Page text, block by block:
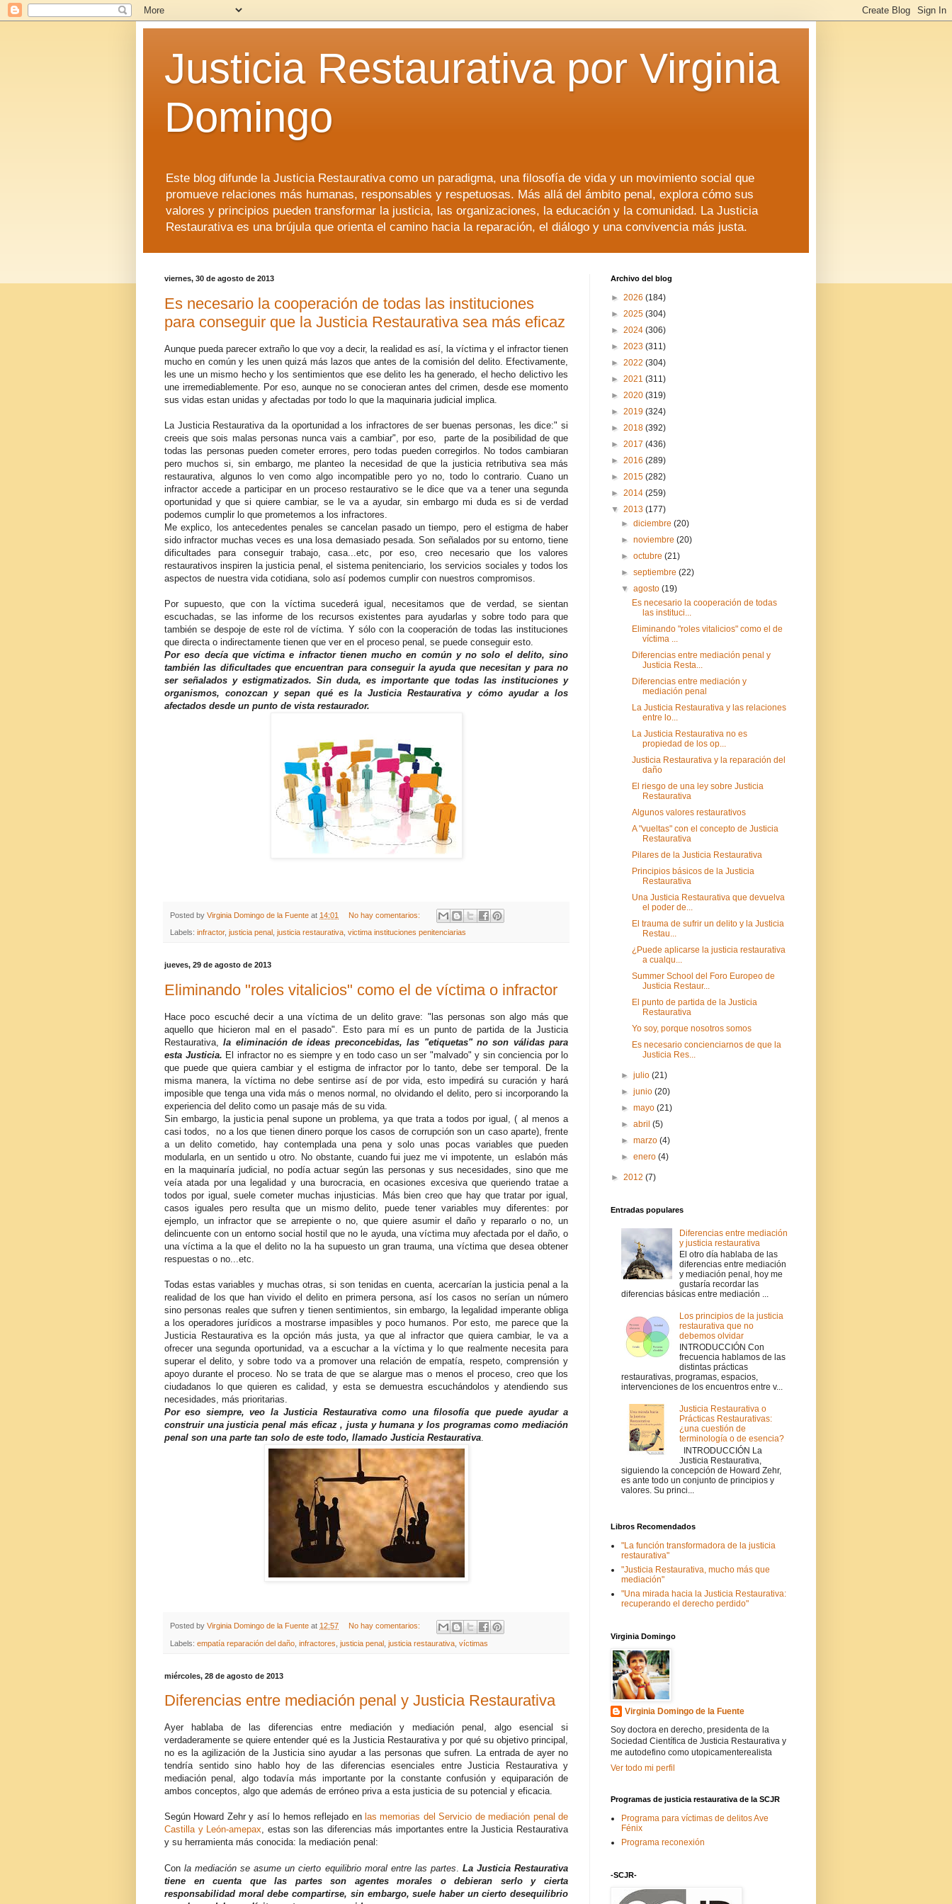
Justicia Restaurativa por Virginia
Domingo
Este blog difunde la Justicia Restaurativa como un paradigma, una filosofía de vida y un movimiento social que
promueve relaciones más humanas, responsables y respetuosas. Más allá del ámbito penal, explora cómo sus
valores y principios pueden transformar la justicia, las organizaciones, la educación y la comunidad. La Justicia
Restaurativa es una brújula que orienta el camino hacia la reparación, el diálogo y una convivencia más justa.
viernes, 30 de agosto de 2013
Es necesario la cooperación de todas las instituciones
para conseguir que la Justicia Restaurativa sea más eficaz
Aunque pueda parecer extraño lo que voy a decir, la realidad es así, la víctima y el infractor tienen
mucho en común y les unen quizá más lazos que antes de la comisión del delito. Efectivamente,
les une un mismo hecho y los sentimientos que ese delito les ha generado, el hecho delictivo les
une irremediablemente. Por eso, aunque no se conocieran antes del crimen, desde ese momento
sus vidas estan unidas y afectadas por todo lo que la maquinaria judicial implica.
La Justicia Restaurativa da la oportunidad a los infractores de ser buenas personas, les dice:" si
creeis que sois malas personas nunca vais a cambiar", por eso, parte de la posibilidad de que
todas las personas pueden cometer errores, pero todas pueden corregirlos. No todos cambiaran
pero muchos si, sin embargo, me planteo la necesidad de que la justicia retributiva sea más
restaurativa, algunos lo ven como algo incompatible pero yo no, todo lo contrario. Cuano un
infractor accede a participar en un proceso restaurativo se le dice que va a tener una segunda
oportunidad y que si quiere cambiar, se le va a ayudar, sin embargo mi duda es si de verdad
podemos cumplir lo que prometemos a los infractores.
Me explico, los antecedentes penales se cancelan pasado un tiempo, pero el estigma de haber
sido infractor muchas veces es una losa demasiado pesada. Son señalados por su entorno, tiene
dificultades para conseguir trabajo, casa...etc, por eso, creo necesario que los valores
restaurativos inspiren la justicia penal, el sistema penitenciario, los servicios sociales y todos los
aspectos de nuestra vida cotidiana, solo así podemos cumplir con nuestros compromisos.
Por supuesto, que con la víctima sucederá igual, necesitamos que de verdad, se sientan
escuchadas, se las informe de los recursos existentes para ayudarlas y sobre todo para que
también se despoje de este rol de víctima. Y sólo con la cooperación de todas las instituciones
que directa o indirectamente tienen que ver en el proceso penal, se puede conseguir esto.
Por eso decía que víctima e infractor tienen mucho en común y no solo el delito, sino
también las dificultades que encuentran para conseguir la ayuda que necesitan y para no
ser señalados y estigmatizados. Sin duda, es importante que todas las instituciones y
organismos, conozcan y sepan qué es la Justicia Restaurativa y cómo ayudar a los
afectados desde un punto de vista restaurador.
Posted by Virginia Domingo de la Fuente at 14:01 No hay comentarios:
Labels: infractor, justicia penal , justicia restaurativa, victima instituciones penitenciarias
jueves, 29 de agosto de 2013
Eliminando "roles vitalicios" como el de víctima o infractor
Hace poco escuché decir a una víctima de un delito grave: "las personas son algo más que
aquello que hicieron mal en el pasado". Esto para mí es un punto de partida de la Justicia
Restaurativa,la eliminación de ideas preconcebidas, las "etiquetas" no son válidas para
esta Justicia. El infractor no es siempre y en todo caso un ser "malvado" y sin conciencia por lo
que puede que quiera cambiar y el estigma de infractor por lo tanto, debe ser temporal. De la
misma manera, la víctima no debe sentirse así de por vida, esto impedirá su curación y hará
imposible que tenga una vida más o menos normal, no olvidando el delito, pero si incorporando la
experiencia del delito como un pasaje más de su vida.
Sin embargo, la justicia penal supone un problema, ya que trata a todos por igual, ( al menos a
casi todos, no a los que tienen dinero porque los casos de corrupción son un caso aparte), frente
a un delito cometido, hay contemplada una pena y solo unas pocas variables que pueden
modularla, en un sentido u otro. No obstante, cuando fui juez me vi impotente, un eslabón más
en la maquinaría judicial, no podía actuar según las personas y sus necesidades, sino que me
veía atada por una legalidad y una burocracia, en ocasiones excesiva que queriendo tratae a
todos por igual, suele cometer muchas injusticias. Más bien creo que hay que tratar por igual,
casos iguales pero resulta que un mismo delito, puede tener variables muy diferentes: por
ejemplo, un infractor que se arrepiente o no, que quiere asumir el daño y repararlo o no, un
delincuente con un entorno social hostil que no le ayuda, una víctima muy afectada por el daño, o
una víctima a la que el delito no la ha supuesto un gran trauma, una víctima que desea obtener
respuestas o no...etc.
Todas estas variables y muchas otras, si son tenidas en cuenta, acercarían la justicia penal a la
realidad de los que han vivido el delito en primera persona, así los casos no serían un número
sino personas reales que sufren y tienen sentimientos, sin embargo, la legalidad imperante obliga
a los operadores jurídicos a mostrarse impasibles y poco humanos. Por esto, me parece que la
Justicia Restaurativa es la opción más justa, ya que al infractor que quiera cambiar, le va a
ofrecer una segunda oportunidad, va a escuchar a la víctima y lo que realmente necesita para
superar el delito, y sobre todo va a promover una relación de empatía, respeto, comprensión y
apoyo durante el proceso. No se trata de que se alargue mas o menos el proceso, creo que los
ciudadanos lo que quieren es calidad, y esta se demuestra escuchándolos y atendiendo sus
necesidades, más prioritarias.
Por eso siempre, veo la Justicia Restaurativa como una filosofía que puede ayudar a
construir una justicia penal más eficaz , justa y humana y los programas como mediación
penal son una parte tan solo de este todo, llamado Justicia Restaurativa.
Posted by Virginia Domingo de la Fuente at 12:57 No hay comentarios:
Labels: empatía reparación del daño infractores justicia penal justicia restaurativa víctimas
miércoles, 28 de agosto de 2013
Diferencias entre mediación penal y Justicia Restaurativa
Ayer hablaba de las diferencias entre mediación y mediación penal, algo esencial si
verdaderamente se quiere entender qué es la Justicia Restaurativa y por qué su objetivo principal,
no es la agilización de la Justicia sino ayudar a las personas que sufren. La entrada de ayer no
tendría sentido sino hablo hoy de las diferencias esenciales entre Justicia Restaurativa y
mediación penal, algo todavía más importante por la constante confusión y equiparación de
ambos conceptos, algo que además de erróneo priva a esta justicia de su potencial y eficacia.
Según Howard Zehr y así lo hemos reflejado en las memorias del Servicio de mediación penal de
Castilla y León-amepax, estas son las diferencias más importantes entre la Justicia Restaurativa
y su herramienta más conocida: la mediación penal:
Conla mediación se asume un cierto equilibrio moral entre las partes. La Justicia Restaurativa
tiene en cuenta que las partes son agentes morales o debieran serlo y cierta
responsabilidad moral debe compartirse, sin embargo, suele haber un cierto desequilibrio
Archivo del blog
► 2026 (184)
► 2025 (304)
► 2024 (306)
► 2023 (311)
► 2022 (304)
► 2021 (311)
► 2020 (319)
► 2019 (324)
► 2018 (392)
► 2017 (436)
► 2016 (289)
► 2015 (282)
► 2014 (259)
▼ 2013 (177)
►diciembre(20)
►noviembre(20)
►octubre(21)
►septiembre(22)
▼agosto(19)
Es necesario la cooperación de todas
las instituci...
Eliminando "roles vitalicios" como el de
víctima ...
Diferencias entre mediación penal y
Justicia Resta...
Diferencias entre mediación y
mediación penal
La Justicia Restaurativa y las relaciones
entre lo...
La Justicia Restaurativa no es
propiedad de los op...
Justicia Restaurativa y la reparación del
daño
El riesgo de una ley sobre Justicia
Restaurativa
Algunos valores restaurativos
A "vueltas" con el concepto de Justicia
Restaurativa
Pilares de la Justicia Restaurativa
Principios básicos de la Justicia
Restaurativa
Una Justicia Restaurativa que devuelva
el poder de...
El trauma de sufrir un delito y la Justicia
Restau...
¿Puede aplicarse la justicia restaurativa
a cualqu...
Summer School del Foro Europeo de
Justicia Restaur...
El punto de partida de la Justicia
Restaurativa
Yo soy, porque nosotros somos
Es necesario concienciarnos de que la
Justicia Res...
►julio(21)
►junio(20)
►mayo(21)
►abril(5)
►marzo(4)
►enero(4)
► 2012 (7)
Entradas populares
Diferencias entre mediación
y justicia restaurativa
El otro día hablaba de las
diferencias entre mediación
y mediación penal, hoy me
gustaría recordar las
diferencias básicas entre mediación ...
Los principios de la justicia
restaurativa que no
debemos olvidar
INTRODUCCIÓN Con
frecuencia hablamos de las
distintas prácticas
restaurativas, programas, espacios,
intervenciones de los encuentros entre v...
Justicia Restaurativa o
Prácticas Restaurativas:
¿una cuestión de
terminología o de esencia?
INTRODUCCIÓN La
Justicia Restaurativa,
siguiendo la concepción de Howard Zehr,
es ante todo un conjunto de principios y
valores. Su princi...
Libros Recomendados
"La función transformadora de la justicia
restaurativa"
"Justicia Restaurativa, mucho más que
mediación"
"Una mirada hacia la Justicia Restaurativa:
recuperando el derecho perdido"
Virginia Domingo
Virginia Domingo de la Fuente
Soy doctora en derecho, presidenta de la
Sociedad Científica de Justicia Restaurativa y
me autodefino como utopicamenterealista
Ver todo mi perfil
Programas de justicia restaurativa de la SCJR
Programa para víctimas de delitos Ave
Fénix
Programa reconexión
-SCJR-